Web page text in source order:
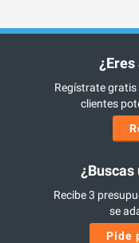
Regístrate
clientes
¿Buscas
Recibe 3
se
Pide